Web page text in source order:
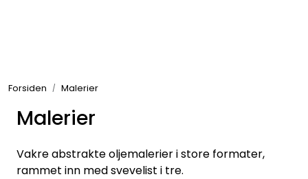
Forsiden Malerier
Malerier
Vakre abstrakte oljemalerier i store formater,
rammet inn med svevelist i tre.
Passepartout
Innrammede bilder